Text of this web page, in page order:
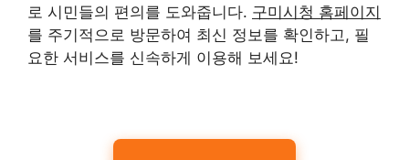
로 시민들의 편의를 도와줍니다. 구미시청 홈페이지
를 주기적으로 방문하여 최신 정보를 확인하고, 필
요한 서비스를 신속하게 이용해 보세요!